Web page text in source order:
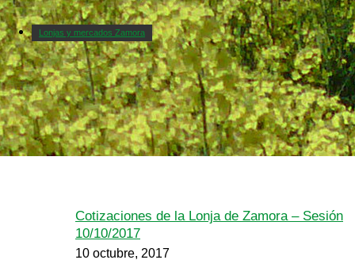
Lonjas y mercados Zamora
Cotizaciones de la Lonja de Zamora – Sesión
10/10/2017
10 octubre, 2017